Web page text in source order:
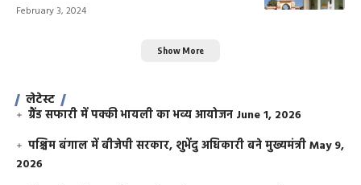
February 3, 2024
Show More
लेटेस्ट
ग्रैंड सफारी में पक्की भायली का भव्य आयोजन June 1, 2026
पश्चिम बंगाल में बीजेपी सरकार, शुभेंदु अधिकारी बने मुख्यमंत्रीMay 9,
2026